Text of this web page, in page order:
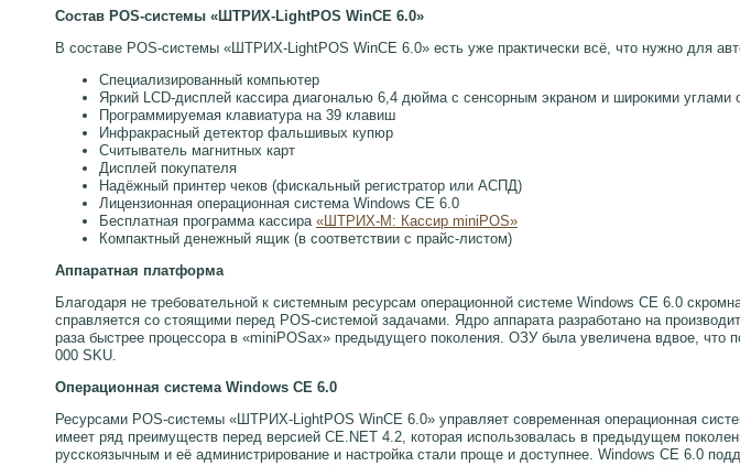
Состав POS-системы «ШТРИХ-LightPOS WinCE 6.0»
В составе POS-системы «ШТРИХ-LightPOS WinCE 6.0» есть уже практически всё, что нужно для
Специализированный компьютер
Яркий LCD-дисплей кассира диагональю 6,4 дюйма с сенсорным экраном и широкими углами
Программируемая клавиатура на 39 клавиш
Инфракрасный детектор фальшивых купюр
Считыватель магнитных карт
Дисплей покупателя
Надёжный принтер чеков (фискальный регистратор или АСПД)
Лицензионная операционная система Windows CE 6.0
Бесплатная программа кассира «ШТРИХ-М: Кассир miniPOS»
Компактный денежный ящик (в соответствии с прайс-листом)
Аппаратная платформа
Благодаря не требовательной к системным ресурсам операционной системе Windows CE 6.0
справляется со стоящими перед POS-системой задачами. Ядро аппарата разработано на
раза быстрее процессора в «miniPOSах» предыдущего поколения. ОЗУ была увеличена вдвое, что
000 SKU.
Операционная система Windows CE 6.0
Ресурсами POS-системы «ШТРИХ-LightPOS WinCE 6.0» управляет современная операционная
имеет ряд преимуществ перед версией CE.NET 4.2, которая использовалась в предыдущем
русскоязычным и её администрирование и настройка стали проще и доступнее. Windows CE 6.0